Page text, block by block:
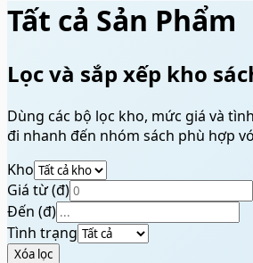
Tất cả Sản Phẩm
Lọc và sắp xếp kho
Dùng các bộ lọc kho, mức giá và
đi nhanh đến nhóm sách phù hợp
Kho
Giá từ (đ)
Đến (đ)
Tình trạng
Xóa lọc